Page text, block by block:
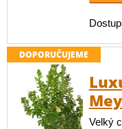
DOPORUČUJEME
Velký